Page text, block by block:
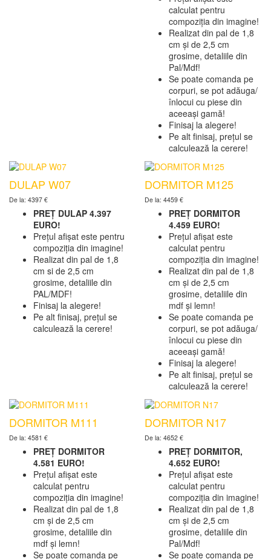
calculat pentru
compoziția din imagine!
Realizat din pal de 1,8
cm și de 2,5 cm
grosime, detaliile din
Pal/Mdf!
Se poate comanda pe
corpuri, se pot adăuga/
înlocui cu piese din
aceeași gamă!
Finisaj la alegere!
Pe alt finisaj, prețul se
calculează la cerere!
DULAP W07
De la: 4397 €
PREȚ DULAP 4.397
EURO!
Prețul afișat este pentru
compoziția din imagine!
Realizat din pal de 1,8
cm si de 2,5 cm
grosime, detaliile din
PAL/MDF!
Finisaj la alegere!
Pe alt finisaj, prețul se
calculează la cerere!
DORMITOR M125
De la: 4459 €
PREȚ DORMITOR
4.459 EURO!
Prețul afișat este
calculat pentru
compoziția din imagine!
Realizat din pal de 1,8
cm și de 2,5 cm
grosime, detaliile din
mdf și lemn!
Se poate comanda pe
corpuri, se pot adăuga/
înlocui cu piese din
aceeași gamă!
Finisaj la alegere!
Pe alt finisaj, prețul se
calculează la cerere!
DORMITOR M111
De la: 4581 €
PREȚ DORMITOR
4.581 EURO!
Prețul afișat este
calculat pentru
compoziția din imagine!
Realizat din pal de 1,8
cm și de 2,5 cm
grosime, detaliile din
mdf și lemn!
Se poate comanda pe
DORMITOR N17
De la: 4652 €
PREȚ DORMITOR,
4.652 EURO!
Prețul afișat este
calculat pentru
compoziția din imagine!
Realizat din pal de 1,8
cm și de 2,5 cm
grosime, detaliile din
Pal/Mdf!
Se poate comanda pe